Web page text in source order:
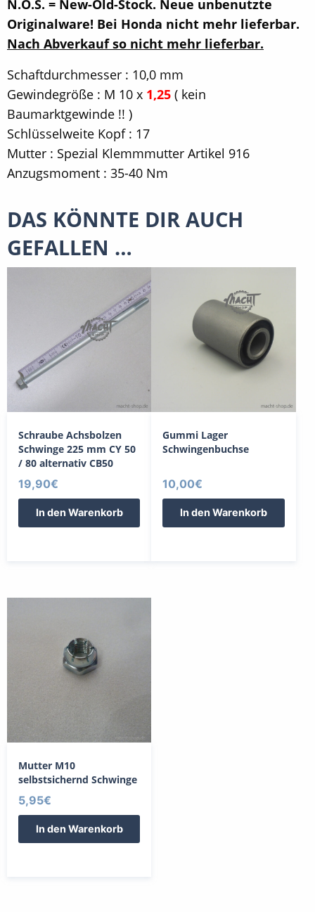
N.O.S. = New-Old-Stock. Neue unbenutzte
Originalware! Bei Honda nicht mehr lieferbar.
Nach Abverkauf so nicht mehr lieferbar.
Schaftdurchmesser : 10,0 mm
Gewindegröße : M 10 x 1,25 ( kein
Baumarktgewinde !! )
Schlüsselweite Kopf : 17
Mutter : Spezial Klemmmutter Artikel 916
Anzugsmoment : 35-40 Nm
DAS KÖNNTE DIR AUCH
GEFALLEN …
Schraube Achsbolzen
Schwinge 225 mm CY 50
/ 80 alternativ CB50
19,90€
In den Warenkorb
Gummi Lager
Schwingenbuchse
10,00€
In den Warenkorb
Mutter M10
selbstsichernd Schwinge
5,95€
In den Warenkorb